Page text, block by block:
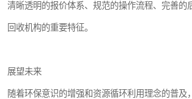
清晰透明的报价体系、规范的操作流程、完善的
回收机构的重要特征。
展望未来
随着环保意识的增强和资源循环利用理念的普及